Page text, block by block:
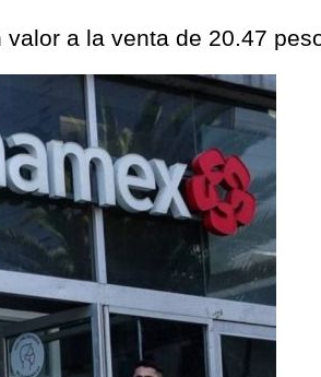
a la venta de 20.47